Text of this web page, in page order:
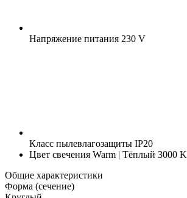
Напряжение питания 230 V
Класс пылевлагозащиты IP20
Цвет свечения Warm | Тёплый 3000 K
Общие характеристики
Форма (сечение)